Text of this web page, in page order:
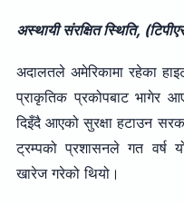
अस्थायी संरक्षित स्थिति,
अदालतले अमेरिकामा रहेका
प्राकृतिक प्रकोपबाट भागेर
दिइँदै आएको सुरक्षा हटाउन
ट्रम्पको प्रशासनले गत वर्ष
खारेज गरेको थियो।